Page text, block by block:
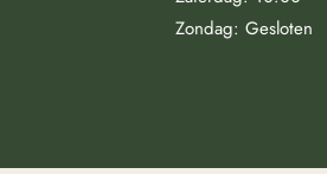
Zondag: Gesloten